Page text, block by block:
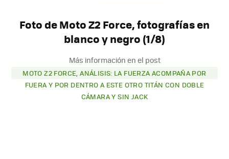
Foto de Moto Z2 Force, fotografías en
blanco y negro (1/8)
Más información en el post
MOTO Z2 FORCE, ANÁLISIS: LA FUERZA ACOMPAÑA POR
FUERA Y POR DENTRO A ESTE OTRO TITÁN CON DOBLE
CÁMARA Y SIN JACK